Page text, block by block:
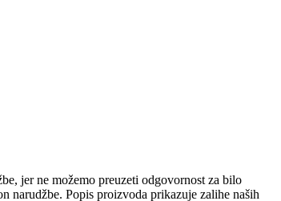
jer ne možemo preuzeti odgovornost za bilo
narudžbe. Popis proizvoda prikazuje zalihe naših